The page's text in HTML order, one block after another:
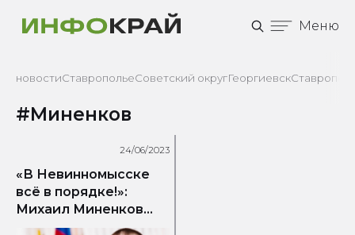
Меню
новостиСтавропольеСоветский округГеоргиевск
#Миненков
24/06/2023
«В Невинномысске
всё в порядке!»:
Михаил Миненков
попросил не пугаться